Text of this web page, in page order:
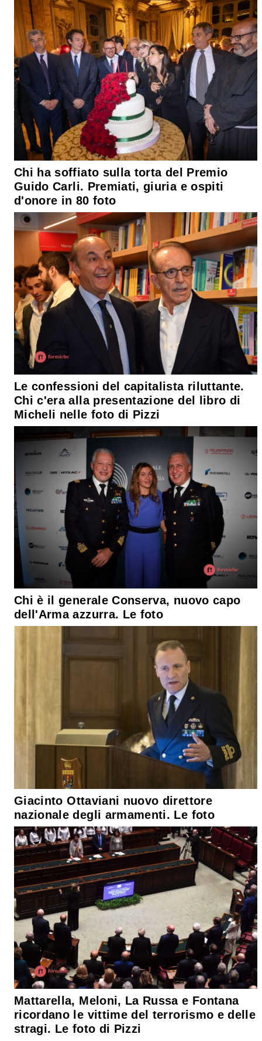
Chi ha soffiato sulla torta del Premio
Guido Carli. Premiati, giuria e ospiti
d'onore in 80 foto
Le confessioni del capitalista riluttante.
Chi c'era alla presentazione del libro di
Micheli nelle foto di Pizzi
Chi è il generale Conserva, nuovo capo
dell'Arma azzurra. Le foto
Giacinto Ottaviani nuovo direttore
nazionale degli armamenti. Le foto
Mattarella, Meloni, La Russa e Fontana
ricordano le vittime del terrorismo e delle
stragi. Le foto di Pizzi